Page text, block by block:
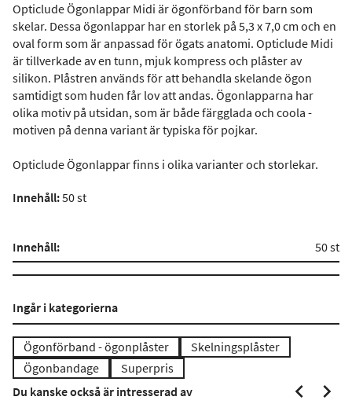
Opticlude Ögonlappar Midi är ögonförband för barn som
skelar. Dessa ögonlappar har en storlek på 5,3 x 7,0 cm och en
oval form som är anpassad för ögats anatomi. Opticlude Midi
är tillverkade av en tunn, mjuk kompress och plåster av
silikon. Plåstren används för att behandla skelande ögon
samtidigt som huden får lov att andas. Ögonlapparna har
olika motiv på utsidan, som är både färgglada och coola -
motiven på denna variant är typiska för pojkar.
Opticlude Ögonlappar finns i olika varianter och storlekar.
Innehåll:50 st
Innehåll: 50 st
Ingår i kategorierna
Ögonförband - ögonplåster
Skelningsplåster
Ögonbandage
Superpris
Du kanske också är intresserad av